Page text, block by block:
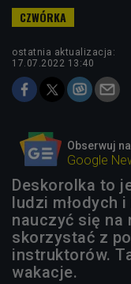
ostatnia aktualizacja:
17.07.2022 13:40
Obserwuj
Google
Deskorolka to
ludzi młodych
nauczyć się na
skorzystać z
instruktorów.
wakacje.